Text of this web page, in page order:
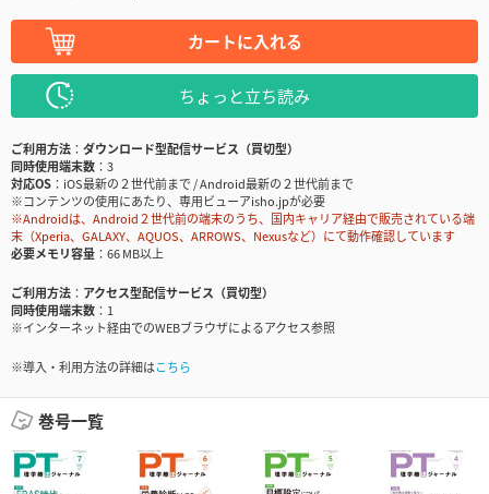
カートに入れる
ちょっと立ち読み
ご利用方法
ダウンロード型配信サービス（買切型）
同時使用端末数
3
対応OS
iOS最新の２世代前まで / Android最新の２世代前まで
※コンテンツの使用にあたり、専用ビューアisho.jpが必要
※Androidは、Android２世代前の端末のうち、国内キャリア経由で販売されている端
末（Xperia、GALAXY、AQUOS、ARROWS、Nexusなど）にて動作確認しています
必要メモリ容量
66 MB以上
ご利用方法
アクセス型配信サービス（買切型）
同時使用端末数
1
※インターネット経由でのWEBブラウザによるアクセス参照
※導入・利用方法の詳細はこちら
巻号一覧